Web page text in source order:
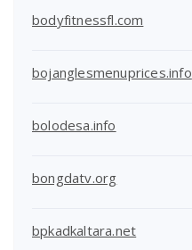
bodyfitnessfl.com
bojanglesmenuprices.info
bolodesa.info
bongdatv.org
bpkadkaltara.net